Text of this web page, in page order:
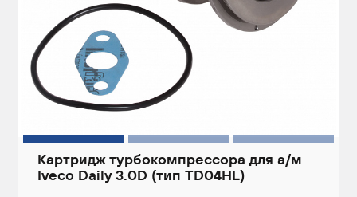
Картридж турбокомпрессора для а/м
Iveco Daily 3.0D (тип TD04HL)